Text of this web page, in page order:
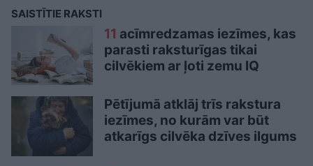
SAISTĪTIE RAKSTI
11 acīmredzamas iezīmes, kas
parasti raksturīgas tikai
cilvēkiem ar ļoti zemu IQ
Pētījumā atklāj trīs rakstura
iezīmes, no kurām var būt
atkarīgs cilvēka dzīves ilgums